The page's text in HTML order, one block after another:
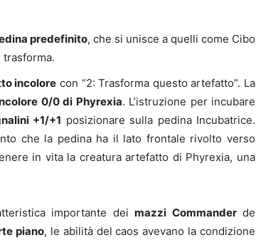
predefinito, che si unisce a quelli come Cibo
trasforma.
incolore con “2: Trasforma questo artefatto”. La
0/0 di Phyrexia. L’istruzione per incubare
+1/+1 posizionare sulla pedina Incubatrice.
che la pedina ha il lato frontale rivolto verso
in vita la creatura artefatto di Phyrexia, una
importante deimazzi Commanderde
piano, le abilità del caos avevano la condizione